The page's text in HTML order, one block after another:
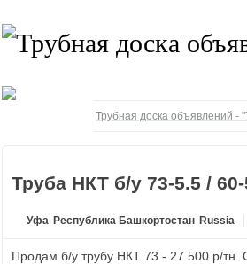
Трубная доска объявлений -
Труба НКТ б/у 73-5.5 / 60-
Уфа Республика Башкортостан Russia
Продам б/у трубу НКТ 73 - 27 500 р/тн.